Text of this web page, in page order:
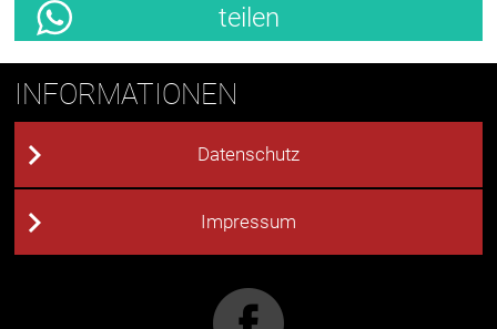
teilen
INFORMATIONEN
Datenschutz
Impressum